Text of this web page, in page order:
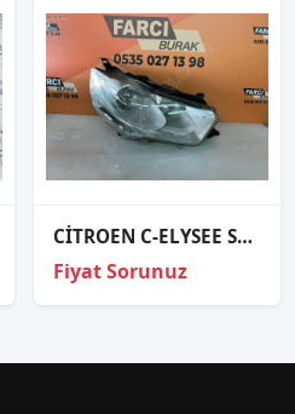
CİTROEN C-ELYSEE SAĞ FAR ORJİNAL
Fiyat Sorunuz